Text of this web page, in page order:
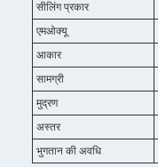
सीलिंग प्रकार
एमओक्यू
आकार
सामग्री
मुद्रण
अस्तर
भुगतान की अवधि